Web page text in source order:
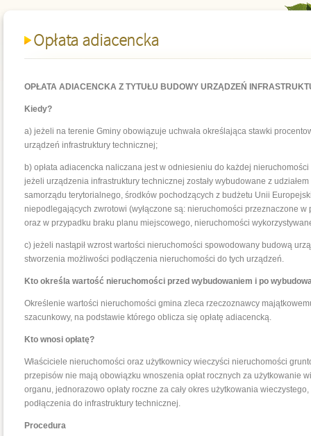
Opłata adiacencka
OPŁATA ADIACENCKA Z TYTUŁU BUDOWY URZĄDZEŃ
Kiedy?
a) jeżeli na terenie Gminy obowiązuje uchwała określająca stawki
urządzeń infrastruktury technicznej;
b) opłata adiacencka naliczana jest w odniesieniu do każdej
jeżeli urządzenia infrastruktury technicznej zostały wybudowane z
samorządu terytorialnego, środków pochodzących z budżetu Unii
niepodlegających zwrotowi (wyłączone są: nieruchomości przeznaczone
oraz w przypadku braku planu miejscowego, nieruchomości
c) jeżeli nastąpił wzrost wartości nieruchomości spowodowany budową
stworzenia możliwości podłączenia nieruchomości do tych urządzeń.
Kto określa wartość nieruchomości przed wybudowaniem i po
Określenie wartości nieruchomości gmina zleca rzeczoznawcy
szacunkowy, na podstawie którego oblicza się opłatę adiacencką.
Kto wnosi opłatę?
Właściciele nieruchomości oraz użytkownicy wieczyści nieruchomości
przepisów nie mają obowiązku wnoszenia opłat rocznych za użytkowanie
organu, jednorazowo opłaty roczne za cały okres użytkowania
podłączenia do infrastruktury technicznej.
Procedura